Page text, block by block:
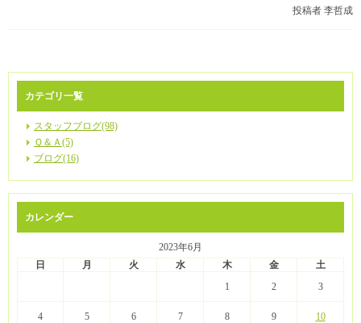
投稿者 李哲成
カテゴリ一覧
スタッフブログ(98)
Ｑ＆Ａ(5)
ブログ(16)
カレンダー
2023年6月
日
月 火 水 木 金
土
1
2 3
4 5 6 7 8 9 10